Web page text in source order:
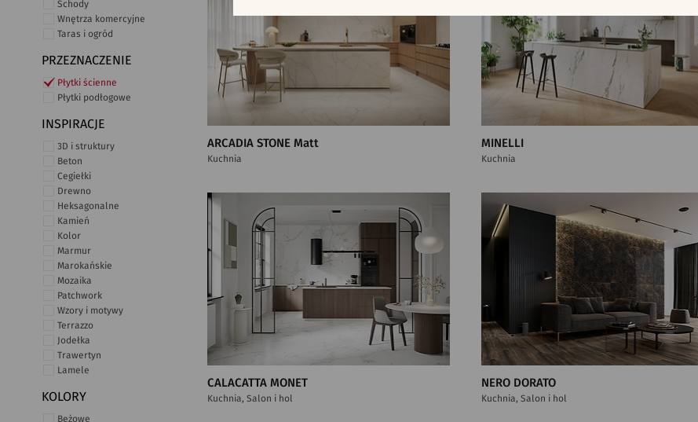
Schody
Wnętrza komercyjne
Taras i ogród
PRZEZNACZENIE
Płytki ścienne
Płytki podłogowe
INSPIRACJE
3D i struktury
Beton
Cegiełki
Drewno
Heksagonalne
Kamień
Kolor
Marmur
Marokańskie
Mozaika
Patchwork
Wzory i motywy
Terrazzo
Jodełka
Trawertyn
Lamele
KOLORY
Beżowe
ARCADIA STONE Matt
Kuchnia
MINELLI
Kuchnia
CALACATTA MONET
Kuchnia, Salon i hol
NERO DORATO
Kuchnia, Salon i hol